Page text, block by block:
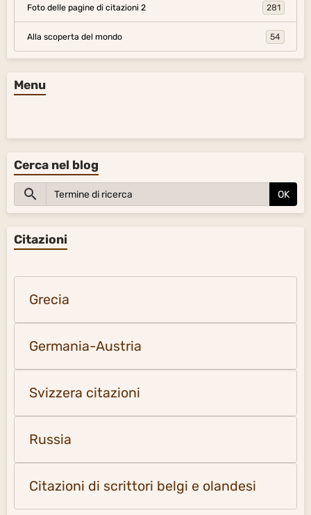
Foto delle pagine di citazioni 2 281
Alla scoperta del mondo 54
Menu
Cerca nel blog
OK
Citazioni
Grecia
Germania-Austria
Svizzera citazioni
Russia
Citazioni di scrittori belgi e olandesi